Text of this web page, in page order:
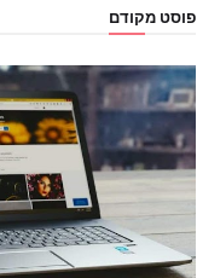
פוסט מקודם